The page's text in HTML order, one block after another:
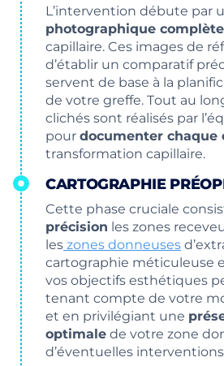
L’intervention débute par
photographique complète
capillaire. Ces images de
d’établir un comparatif
servent de base à la
de votre greffe. Tout au
clichés sont réalisés par
pourdocumenter chaque
transformation capillaire.
CARTOGRAPHIE
Cette phase cruciale
précision les zones
leszones donneuses
cartographie méticuleuse
vos objectifs esthétiques
tenant compte de votre
et en privilégiant une
optimalede votre zone
d’éventuelles